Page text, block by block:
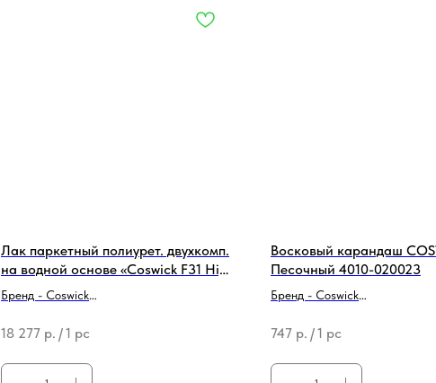
Лак паркетный полиурет. двухкомп.
на водной основе «Coswick F31 High
Traffic & Sport» 4890-022000
Бренд - Coswick
18 277 р. /1 pc
Восковый карандаш
Песочный 4010-020023
Бренд - Coswick
реставрации/ремонта
747 р. /1 pc